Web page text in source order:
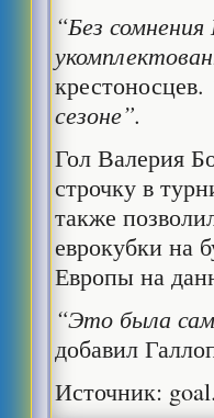
“Без
крестоносцев.
сезоне”.
Гол Валерия
строчку в
также
еврокубки на
Европы на
“Это была
добавил
Источник: